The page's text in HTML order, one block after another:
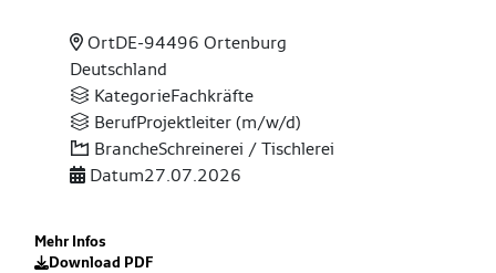
OrtDE-94496 Ortenburg
Deutschland
KategorieFachkräfte
BerufProjektleiter (m/w/d)
BrancheSchreinerei / Tischlerei
Datum27.07.2026
Mehr Infos
Download PDF